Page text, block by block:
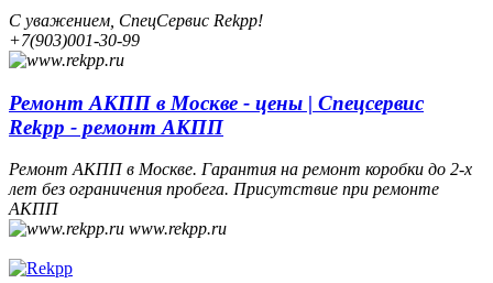
С уважением, СпецСервис Rekpp!
+7(903)001-30-99
Ремонт АКПП в Москве - цены | Спецсервис
Rekpp - ремонт АКПП
Ремонт АКПП в Москве. Гарантия на ремонт коробки до 2-х
лет без ограничения пробега. Присутствие при ремонте
АКПП
www.rekpp.ru